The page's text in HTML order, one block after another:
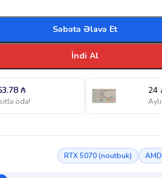
Səbətə Əlavə Et
İndi Al
₼
ödə!
24
RTX 5070 (noutbuk)